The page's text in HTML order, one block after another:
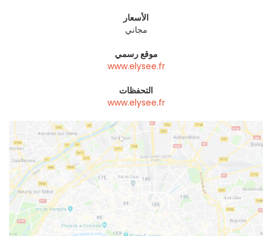
الأسعار
مجاني
موقع رسمي
www.elysee.fr
التحفظات
www.elysee.fr